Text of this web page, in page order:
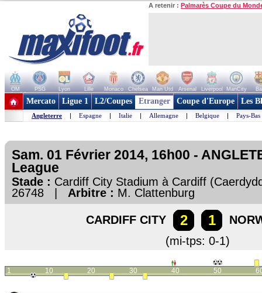
A retenir : Palmarès Coupe du
OM PSG Lyon Lille Monaco Chelsea Man Utd Arsenal Liverpool ManCity
+ de clubs
Mercato Ligue 1 L2/Coupes Etranger Coupe d'Europe Les
Angleterre | Espagne | Italie | Allemagne | Belgique | Pays-Bas
Sam. 01 Février 2014, 16h00 -
League
Stade : Cardiff City Stadium à Cardiff
26748 | Arbitre : M. Clattenburg
CARDIFF CITY 2 1
(mi-tps: 0-1)
1 10 20 30 40 50